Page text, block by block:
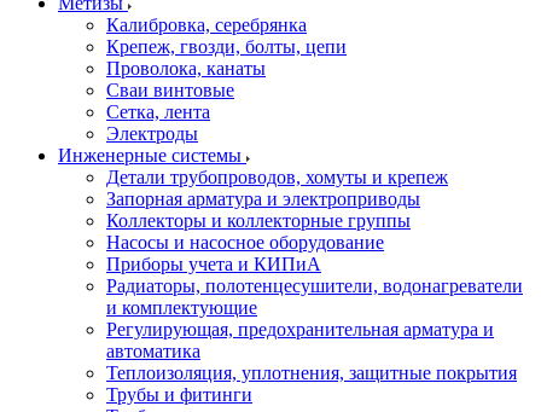
Калибровка, серебрянка
Крепеж, гвозди, болты, цепи
Проволока, канаты
Сваи винтовые
Сетка, лента
Электроды
Инженерные системы
Детали трубопроводов, хомуты и крепеж
Запорная арматура и электроприводы
Коллекторы и коллекторные группы
Насосы и насосное оборудование
Приборы учета и КИПиА
Радиаторы, полотенцесушители, водонагреватели
и комплектующие
Регулирующая, предохранительная арматура и
автоматика
Теплоизоляция, уплотнения, защитные покрытия
Трубы и фитинги